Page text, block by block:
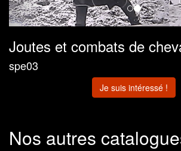
Joutes et combats de
spe03
Je suis intéressé !
Nos autres